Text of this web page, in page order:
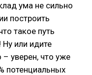
ума не сильно
построить
такое путь
Ну или идите
уверен, что уже
потенциальных